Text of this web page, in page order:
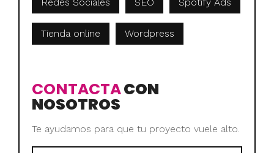
Tienda online Wordpress
CONTACTACON
NOSOTROS
Te ayudamos para que tu proyecto vuele alto.